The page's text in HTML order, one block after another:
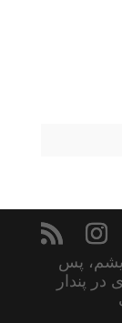
پس
پندار